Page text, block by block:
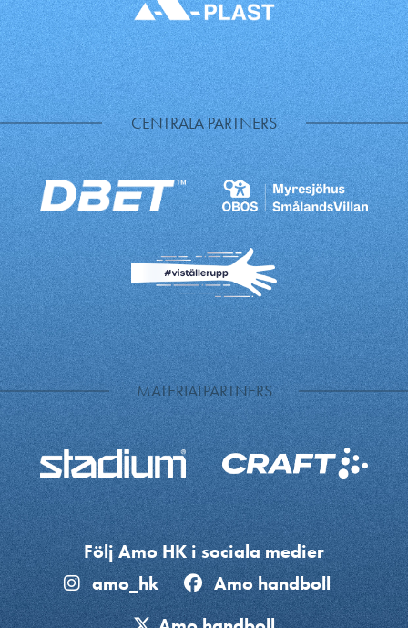
CENTRALA PARTNERS
MATERIALPARTNERS
Följ Amo HK i sociala medier
amo_hk
Amo handboll